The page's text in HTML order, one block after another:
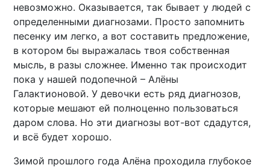
невозможно. Оказывается, так бывает у людей с
определенными диагнозами. Просто запомнить
песенку им легко, а вот составить предложение,
в котором бы выражалась твоя собственная
мысль, в разы сложнее. Именно так происходит
пока у нашей подопечной – Алёны
Галактионовой. У девочки есть ряд диагнозов,
которые мешают ей полноценно пользоваться
даром слова. Но эти диагнозы вот-вот сдадутся,
и всё будет хорошо.
Зимой прошлого года Алёна проходила глубокое